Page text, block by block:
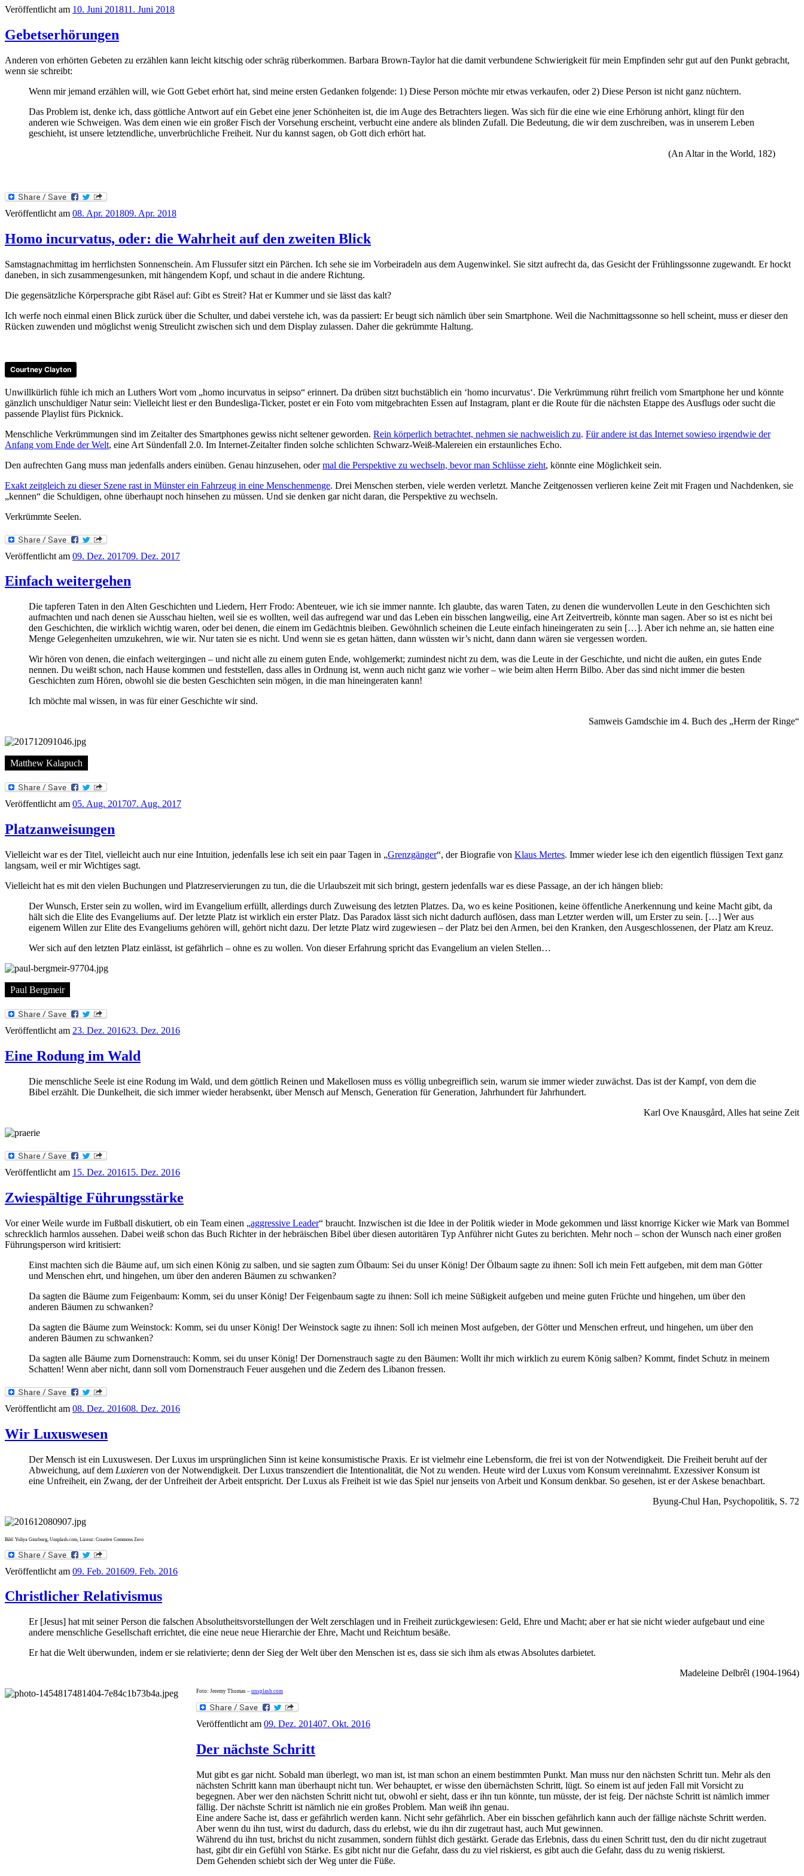
Veröffentlicht am 10. Juni 201811. Juni 2018
Gebetserhörungen
Anderen von erhörten Gebeten zu erzählen kann leicht kitschig oder schräg rüberkommen. Barbara Brown-Taylor hat die damit verbundene Schwierigkeit für mein Empfinden sehr gut auf den Punkt gebracht,
wenn sie schreibt:
Wenn mir jemand erzählen will, wie Gott Gebet erhört hat, sind meine ersten Gedanken folgende: 1) Diese Person möchte mir etwas verkaufen, oder 2) Diese Person ist nicht ganz nüchtern.
Das Problem ist, denke ich, dass göttliche Antwort auf ein Gebet eine jener Schönheiten ist, die im Auge des Betrachters liegen. Was sich für die eine wie eine Erhörung anhört, klingt für den
anderen wie Schweigen. Was dem einen wie ein großer Fisch der Vorsehung erscheint, verbucht eine andere als blinden Zufall. Die Bedeutung, die wir dem zuschreiben, was in unserem Leben
geschieht, ist unsere letztendliche, unverbrüchliche Freiheit. Nur du kannst sagen, ob Gott dich erhört hat.
(An Altar in the World, 182)
Veröffentlicht am 08. Apr. 201809. Apr. 2018
Homo incurvatus, oder: die Wahrheit auf den zweiten Blick
Samstagnachmittag im herrlichsten Sonnenschein. Am Flussufer sitzt ein Pärchen. Ich sehe sie im Vorbeiradeln aus dem Augenwinkel. Sie sitzt aufrecht da, das Gesicht der Frühlingssonne zugewandt. Er hockt
daneben, in sich zusammengesunken, mit hängendem Kopf, und schaut in die andere Richtung.
Die gegensätzliche Körpersprache gibt Räsel auf: Gibt es Streit? Hat er Kummer und sie lässt das kalt?
Ich werfe noch einmal einen Blick zurück über die Schulter, und dabei verstehe ich, was da passiert: Er beugt sich nämlich über sein Smartphone. Weil die Nachmittagssonne so hell scheint, muss er dieser den
Rücken zuwenden und möglichst wenig Streulicht zwischen sich und dem Display zulassen. Daher die gekrümmte Haltung.
Courtney Clayton
Unwillkürlich fühle ich mich an Luthers Wort vom „homo incurvatus in seipso“ erinnert. Da drüben sitzt buchstäblich ein ‘homo incurvatus‘. Die Verkrümmung rührt freilich vom Smartphone her und könnte
gänzlich unschuldiger Natur sein: Vielleicht liest er den Bundesliga-Ticker, postet er ein Foto vom mitgebrachten Essen auf Instagram, plant er die Route für die nächsten Etappe des Ausflugs oder sucht die
passende Playlist fürs Picknick.
Menschliche Verkrümmungen sind im Zeitalter des Smartphones gewiss nicht seltener geworden. Rein körperlich betrachtet, nehmen sie nachweislich zu. Für andere ist das Internet sowieso irgendwie der
Anfang vom Ende der Welt, eine Art Sündenfall 2.0. Im Internet-Zeitalter finden solche schlichten Schwarz-Weiß-Malereien ein erstaunliches Echo.
Den aufrechten Gang muss man jedenfalls anders einüben. Genau hinzusehen, odermal die Perspektive zu wechseln, bevor man Schlüsse zieht, könnte eine Möglichkeit sein.
Exakt zeitgleich zu dieser Szene rast in Münster ein Fahrzeug in eine Menschenmenge. Drei Menschen sterben, viele werden verletzt. Manche Zeitgenossen verlieren keine Zeit mit Fragen und Nachdenken, sie
„kennen“ die Schuldigen, ohne überhaupt noch hinsehen zu müssen. Und sie denken gar nicht daran, die Perspektive zu wechseln.
Verkrümmte Seelen.
Veröffentlicht am 09. Dez. 201709. Dez. 2017
Einfach weitergehen
Die tapferen Taten in den Alten Geschichten und Liedern, Herr Frodo: Abenteuer, wie ich sie immer nannte. Ich glaubte, das waren Taten, zu denen die wundervollen Leute in den Geschichten sich
aufmachten und nach denen sie Ausschau hielten, weil sie es wollten, weil das aufregend war und das Leben ein bisschen langweilig, eine Art Zeitvertreib, könnte man sagen. Aber so ist es nicht bei
den Geschichten, die wirklich wichtig waren, oder bei denen, die einem im Gedächtnis bleiben. Gewöhnlich scheinen die Leute einfach hineingeraten zu sein […]. Aber ich nehme an, sie hatten eine
Menge Gelegenheiten umzukehren, wie wir. Nur taten sie es nicht. Und wenn sie es getan hätten, dann wüssten wir’s nicht, dann dann wären sie vergessen worden.
Wir hören von denen, die einfach weitergingen – und nicht alle zu einem guten Ende, wohlgemerkt; zumindest nicht zu dem, was die Leute in der Geschichte, und nicht die außen, ein gutes Ende
nennen. Du weißt schon, nach Hause kommen und feststellen, dass alles in Ordnung ist, wenn auch nicht ganz wie vorher – wie beim alten Herrn Bilbo. Aber das sind nicht immer die besten
Geschichten zum Hören, obwohl sie die besten Geschichten sein mögen, in die man hineingeraten kann!
Ich möchte mal wissen, in was für einer Geschichte wir sind.
Samweis Gamdschie im 4. Buch des „Herrn der Ringe“
Matthew Kalapuch
Veröffentlicht am 05. Aug. 201707. Aug. 2017
Platzanweisungen
Vielleicht war es der Titel, vielleicht auch nur eine Intuition, jedenfalls lese ich seit ein paar Tagen in „Grenzgänger“, der Biografie von Klaus Mertes. Immer wieder lese ich den eigentlich flüssigen Text ganz
langsam, weil er mir Wichtiges sagt.
Vielleicht hat es mit den vielen Buchungen und Platzreservierungen zu tun, die die Urlaubszeit mit sich bringt, gestern jedenfalls war es diese Passage, an der ich hängen blieb:
Der Wunsch, Erster sein zu wollen, wird im Evangelium erfüllt, allerdings durch Zuweisung des letzten Platzes. Da, wo es keine Positionen, keine öffentliche Anerkennung und keine Macht gibt, da
hält sich die Elite des Evangeliums auf. Der letzte Platz ist wirklich ein erster Platz. Das Paradox lässt sich nicht dadurch auflösen, dass man Letzter werden will, um Erster zu sein. […] Wer aus
eigenem Willen zur Elite des Evangeliums gehören will, gehört nicht dazu. Der letzte Platz wird zugewiesen – der Platz bei den Armen, bei den Kranken, den Ausgeschlossenen, der Platz am Kreuz.
Wer sich auf den letzten Platz einlässt, ist gefährlich – ohne es zu wollen. Von dieser Erfahrung spricht das Evangelium an vielen Stellen…
Paul Bergmeir
Veröffentlicht am 23. Dez. 201623. Dez. 2016
Eine Rodung im Wald
Die menschliche Seele ist eine Rodung im Wald, und dem göttlich Reinen und Makellosen muss es völlig unbegreiflich sein, warum sie immer wieder zuwächst. Das ist der Kampf, von dem die
Bibel erzählt. Die Dunkelheit, die sich immer wieder herabsenkt, über Mensch auf Mensch, Generation für Generation, Jahrhundert für Jahrhundert.
Karl Ove Knausgård, Alles hat seine Zeit
Veröffentlicht am 15. Dez. 201615. Dez. 2016
Zwiespältige Führungsstärke
Vor einer Weile wurde im Fußball diskutiert, ob ein Team einen „aggressive Leader“ braucht. Inzwischen ist die Idee in der Politik wieder in Mode gekommen und lässt knorrige Kicker wie Mark van Bommel
schrecklich harmlos aussehen. Dabei weiß schon das Buch Richter in der hebräischen Bibel über diesen autoritären Typ Anführer nicht Gutes zu berichten. Mehr noch – schon der Wunsch nach einer großen
Führungsperson wird kritisiert:
Einst machten sich die Bäume auf, um sich einen König zu salben, und sie sagten zum Ölbaum: Sei du unser König! Der Ölbaum sagte zu ihnen: Soll ich mein Fett aufgeben, mit dem man Götter
und Menschen ehrt, und hingehen, um über den anderen Bäumen zu schwanken?
Da sagten die Bäume zum Feigenbaum: Komm, sei du unser König! Der Feigenbaum sagte zu ihnen: Soll ich meine Süßigkeit aufgeben und meine guten Früchte und hingehen, um über den
anderen Bäumen zu schwanken?
Da sagten die Bäume zum Weinstock: Komm, sei du unser König! Der Weinstock sagte zu ihnen: Soll ich meinen Most aufgeben, der Götter und Menschen erfreut, und hingehen, um über den
anderen Bäumen zu schwanken?
Da sagten alle Bäume zum Dornenstrauch: Komm, sei du unser König! Der Dornenstrauch sagte zu den Bäumen: Wollt ihr mich wirklich zu eurem König salben? Kommt, findet Schutz in meinem
Schatten! Wenn aber nicht, dann soll vom Dornenstrauch Feuer ausgehen und die Zedern des Libanon fressen.
Veröffentlicht am 08. Dez. 201608. Dez. 2016
Wir Luxuswesen
Der Mensch ist ein Luxuswesen. Der Luxus im ursprünglichen Sinn ist keine konsumistische Praxis. Er ist vielmehr eine Lebensform, die frei ist von der Notwendigkeit. Die Freiheit beruht auf der
Abweichung, auf dem Luxieren von der Notwendigkeit. Der Luxus transzendiert die Intentionalität, die Not zu wenden. Heute wird der Luxus vom Konsum vereinnahmt. Exzessiver Konsum ist
eine Unfreiheit, ein Zwang, der der Unfreiheit der Arbeit entspricht. Der Luxus als Freiheit ist wie das Spiel nur jenseits von Arbeit und Konsum denkbar. So gesehen, ist er der Askese benachbart.
Byung-Chul Han, Psychopolitik, S. 72
Bild: Yuliya Ginzburg, Unsplash.com, Lizenz: Creative Commons Zero
Veröffentlicht am 09. Feb. 201609. Feb. 2016
Christlicher Relativismus
Er [Jesus] hat mit seiner Person die falschen Absolutheitsvorstellungen der Welt zerschlagen und in Freiheit zurückgewiesen: Geld, Ehre und Macht; aber er hat sie nicht wieder aufgebaut und eine
andere menschliche Gesellschaft errichtet, die eine neue neue Hierarchie der Ehre, Macht und Reichtum besäße.
Er hat die Welt überwunden, indem er sie relativierte; denn der Sieg der Welt über den Menschen ist es, dass sie sich ihm als etwas Absolutes darbietet.
Madeleine Delbrêl (1904-1964)
Foto: Jeremy Thomas – unsplash.com
Veröffentlicht am 09. Dez. 201407. Okt. 2016
Der nächste Schritt
Mut gibt es gar nicht. Sobald man überlegt, wo man ist, ist man schon an einem bestimmten Punkt. Man muss nur den nächsten Schritt tun. Mehr als den
nächsten Schritt kann man überhaupt nicht tun. Wer behauptet, er wisse den übernächsten Schritt, lügt. So einem ist auf jeden Fall mit Vorsicht zu
begegnen. Aber wer den nächsten Schritt nicht tut, obwohl er sieht, dass er ihn tun könnte, tun müsste, der ist feig. Der nächste Schritt ist nämlich immer
fällig. Der nächste Schritt ist nämlich nie ein großes Problem. Man weiß ihn genau.
Eine andere Sache ist, dass er gefährlich werden kann. Nicht sehr gefährlich. Aber ein bisschen gefährlich kann auch der fällige nächste Schritt werden.
Aber wenn du ihn tust, wirst du dadurch, dass du erlebst, wie du ihn dir zugetraut hast, auch Mut gewinnen.
Während du ihn tust, brichst du nicht zusammen, sondern fühlst dich gestärkt. Gerade das Erlebnis, dass du einen Schritt tust, den du dir nicht zugetraut
hast, gibt dir ein Gefühl von Stärke. Es gibt nicht nur die Gefahr, dass du zu viel riskierst, es gibt auch die Gefahr, dass du zu wenig riskierst.
Dem Gehenden schiebt sich der Weg unter die Füße.